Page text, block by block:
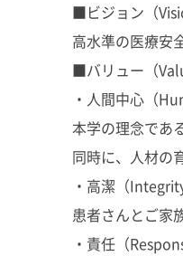
■ビジョン（
高水準の医療安
■バリュー（
・人間中心（
本学の理念であ
同時に、人材の
・高潔（Integrity
患者さんとご家
・責任（